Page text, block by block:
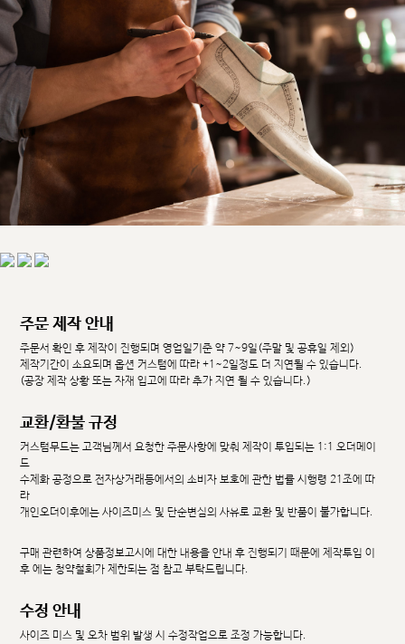
주문 제작 안내
주문서 확인 후 제작이 진행되며 영업일기준 약 7~9일(주말 및 공휴일 제외)
제작기간이 소요되며 옵션 커스텀에 따라 +1~2일정도 더 지연될 수 있습니다.
(공장 제작 상황 또는 자재 입고에 따라 추가 지연 될 수 있습니다.)
교환/환불 규정
커스텀무드는 고객님께서 요청한 주문사항에 맞춰 제작이 투입되는 1:1 오더메이
드
수제화 공정으로 전자상거래등에서의 소비자 보호에 관한 법률 시행령 21조에 따
라
개인오더이후에는 사이즈미스 및 단순변심의 사유로 교환 및 반품이 불가합니다.
구매 관련하여 상품정보고시에 대한 내용을 안내 후 진행되기 때문에 제작투입 이
후 에는 청약철회가 제한되는 점 참고 부탁드립니다.
수정 안내
사이즈 미스 및 오차 범위 발생 시 수정작업으로 조정 가능합니다.